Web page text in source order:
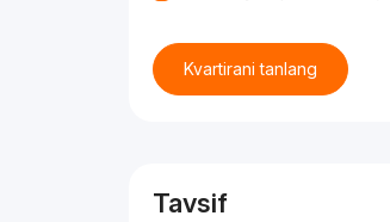
Kvartirani tanlang
Tavsif